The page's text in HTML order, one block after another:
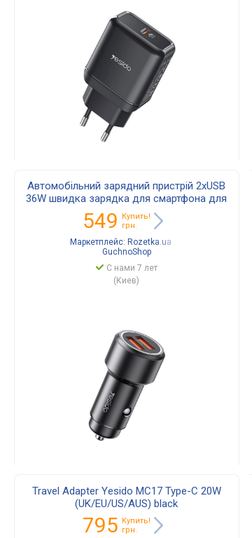
Автомобільний зарядний пристрій 2xUSB
36W швидка зарядка для смартфона для
авто 2xQC3.0 (18W) Yesido Y43 Black
549
Купить!
грн.
Маркетплейс: Rozetka.ua
GuchnoShop
С нами 7 лет
(Киев)
Travel Adapter Yesido MC17 Type-C 20W
(UK/EU/US/AUS) black
795 Купить!
грн.